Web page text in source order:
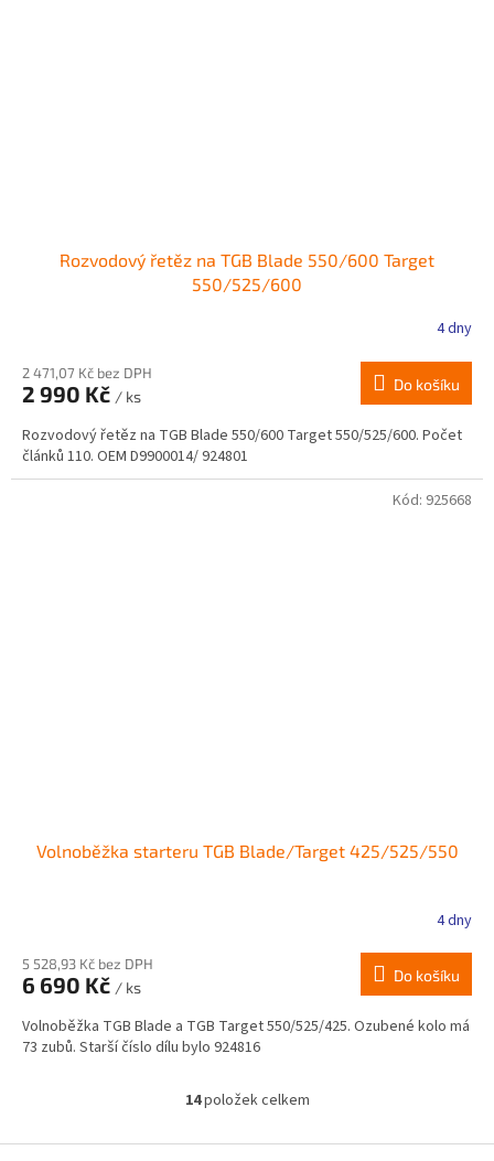
Rozvodový řetěz na TGB Blade 550/600 Target
550/525/600
4 dny
2 471,07 Kč bez DPH
2 990 Kč / ks
Do košíku
Rozvodový řetěz na TGB Blade 550/600 Target 550/525/600. Počet
článků 110. OEM D9900014/ 924801
Volnoběžka starteru TGB Blade/Target 425/525/550
4 dny
5 528,93 Kč bez DPH
6 690 Kč / ks
Do košíku
Volnoběžka TGB Blade a TGB Target 550/525/425. Ozubené kolo má
73 zubů. Starší číslo dílu bylo 924816
Kód: 925668
O
l
14položek celkem